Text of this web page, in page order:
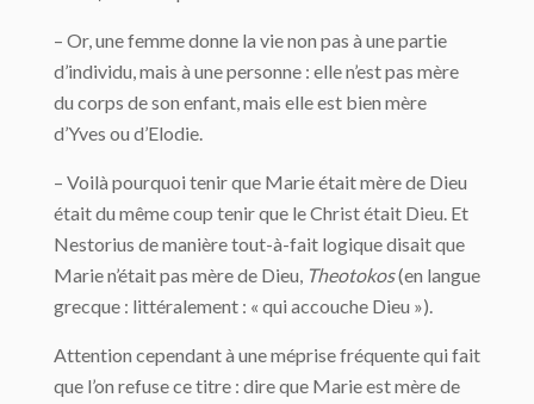
– Or, une femme donne la vie non pas à une partie
d’individu, mais à une personne : elle n’est pas mère
du corps de son enfant, mais elle est bien mère
d’Yves ou d’Elodie.
– Voilà pourquoi tenir que Marie était mère de Dieu
était du même coup tenir que le Christ était Dieu. Et
Nestorius de manière tout-à-fait logique disait que
Marie n’était pas mère de Dieu, Theotokos(en langue
grecque : littéralement : « qui accouche Dieu »).
Attention cependant à une méprise fréquente qui fait
que l’on refuse ce titre : dire que Marie est mère de